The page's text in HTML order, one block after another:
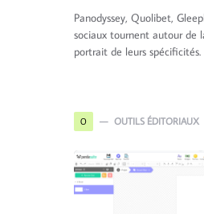
Panodyssey, Quolibet,
sociaux tournent autour de
portrait de leurs spécificités.
O OUTILS ÉDITORIAUX